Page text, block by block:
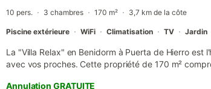
10 pers. 3 chambres 170 m² 3,7 km de la côte
Piscine extérieure WiFi Climatisation TV Jardin
La "Villa Relax" en Benidorm à Puerta de Hierro
avec vos proches. Cette propriété de 170 m²
Annulation GRATUITE